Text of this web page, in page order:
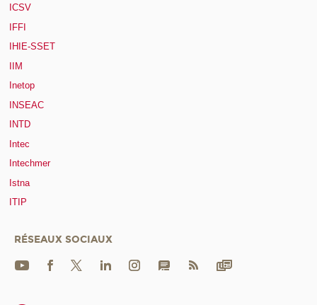
ICSV
IFFI
IHIE-SSET
IIM
Inetop
INSEAC
INTD
Intec
Intechmer
Istna
ITIP
RÉSEAUX SOCIAUX